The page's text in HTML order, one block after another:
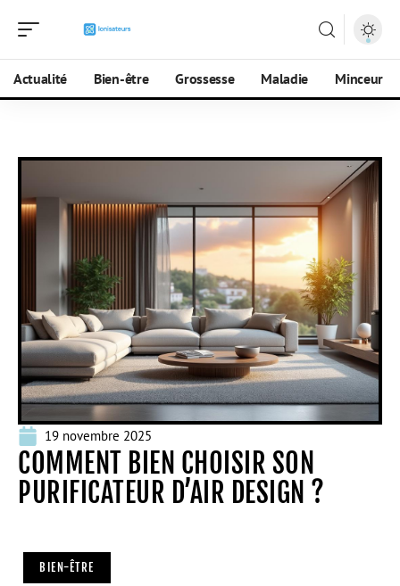
Actualité Bien-être Grossesse Maladie Minceur
19 novembre 2025
COMMENT BIEN CHOISIR SON
PURIFICATEUR D’AIR DESIGN ?
BIEN-ÊTRE